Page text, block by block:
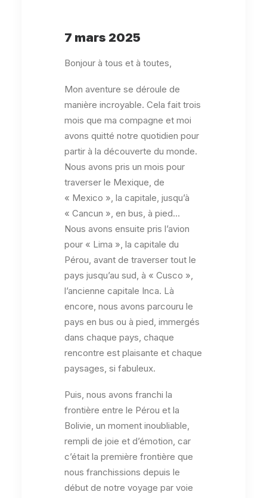
7 mars 2025
Bonjour à tous et à toutes,
Mon aventure se déroule de
manière incroyable. Cela fait trois
mois que ma compagne et moi
avons quitté notre quotidien pour
partir à la découverte du monde.
Nous avons pris un mois pour
traverser le Mexique, de
« Mexico », la capitale, jusqu’à
« Cancun », en bus, à pied…
Nous avons ensuite pris l’avion
pour « Lima », la capitale du
Pérou, avant de traverser tout le
pays jusqu’au sud, à « Cusco »,
l’ancienne capitale Inca. Là
encore, nous avons parcouru le
pays en bus ou à pied, immergés
dans chaque pays, chaque
rencontre est plaisante et chaque
paysages, si fabuleux.
Puis, nous avons franchi la
frontière entre le Pérou et la
Bolivie, un moment inoubliable,
rempli de joie et d’émotion, car
c’était la première frontière que
nous franchissions depuis le
début de notre voyage par voie